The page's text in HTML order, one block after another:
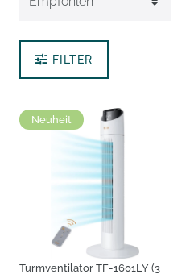
FILTER
Neuheit
Turmventilator TF-1601LY (3